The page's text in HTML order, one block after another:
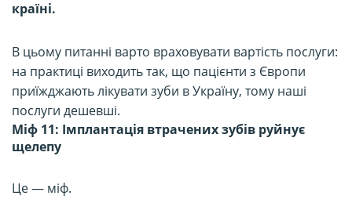
країні.
В цьому питанні варто враховувати вартість послуги:
на практиці виходить так, що пацієнти з Європи
приїжджають лікувати зуби в Україну, тому наші
послуги дешевші.
Міф 11: Імплантація втрачених зубів руйнує
щелепу
Це — міф.